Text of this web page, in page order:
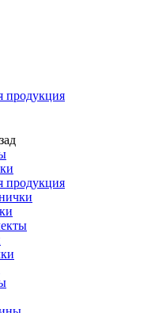
продукция
продукция